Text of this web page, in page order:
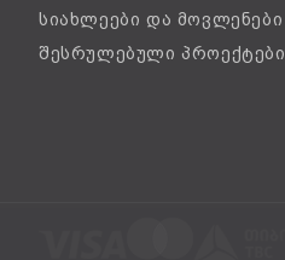
სიახლეები და მოვლენები
შესრულებული პროექტები